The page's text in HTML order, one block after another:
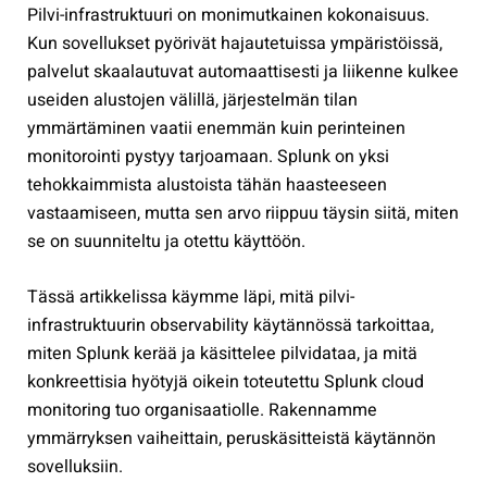
Pilvi-infrastruktuuri on monimutkainen kokonaisuus.
Kun sovellukset pyörivät hajautetuissa ympäristöissä,
palvelut skaalautuvat automaattisesti ja liikenne kulkee
useiden alustojen välillä, järjestelmän tilan
ymmärtäminen vaatii enemmän kuin perinteinen
monitorointi pystyy tarjoamaan. Splunk on yksi
tehokkaimmista alustoista tähän haasteeseen
vastaamiseen, mutta sen arvo riippuu täysin siitä, miten
se on suunniteltu ja otettu käyttöön.
Tässä artikkelissa käymme läpi, mitä pilvi-
infrastruktuurin observability käytännössä tarkoittaa,
miten Splunk kerää ja käsittelee pilvidataa, ja mitä
konkreettisia hyötyjä oikein toteutettu Splunk cloud
monitoring tuo organisaatiolle. Rakennamme
ymmärryksen vaiheittain, peruskäsitteistä käytännön
sovelluksiin.